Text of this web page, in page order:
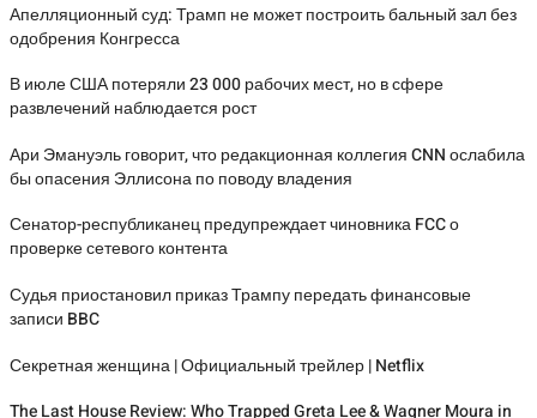
Апелляционный суд: Трамп не может построить бальный зал без
одобрения Конгресса
В июле США потеряли 23 000 рабочих мест, но в сфере
развлечений наблюдается рост
Ари Эмануэль говорит, что редакционная коллегия CNN ослабила
бы опасения Эллисона по поводу владения
Сенатор-республиканец предупреждает чиновника FCC о
проверке сетевого контента
Судья приостановил приказ Трампу передать финансовые
записи BBC
Секретная женщина | Официальный трейлер | Netflix
The Last House Review: Who Trapped Greta Lee & Wagner Moura in